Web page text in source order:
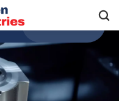
una cotización